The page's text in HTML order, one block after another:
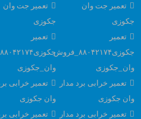
تعمیر جت وان
جکوزی
تعمیر
جکوزی۸۸۰۴۲۱۷۴_فروش
وان_جکوزی
تعمیر خرابی برد مدار
وان جکوزی
تعمیر خرابی برد مدار
تعمیر جت وان
جکوزی
تعمیر
وان_جکوزی
تعمیر خرابی
وان جکوزی
تعمیر خرابی